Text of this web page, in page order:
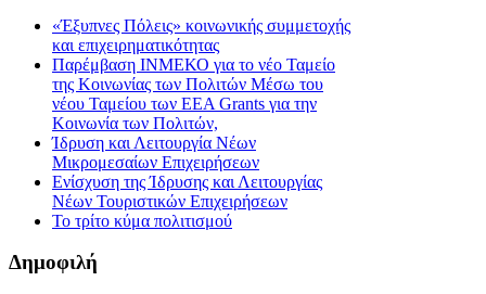
«Έξυπνες Πόλεις» κοινωνικής συμμετοχής
και επιχειρηματικότητας
Παρέμβαση ΙΝΜΕΚΟ για το νέο Ταμείο
της Κοινωνίας των Πολιτών Μέσω του
νέου Ταμείου των ΕΕΑ Grants για την
Κοινωνία των Πολιτών,
Ίδρυση και Λειτουργία Νέων
Μικρομεσαίων Επιχειρήσεων
Ενίσχυση της Ίδρυσης και Λειτουργίας
Νέων Τουριστικών Επιχειρήσεων
Το τρίτο κύμα πολιτισμού
Δημοφιλή